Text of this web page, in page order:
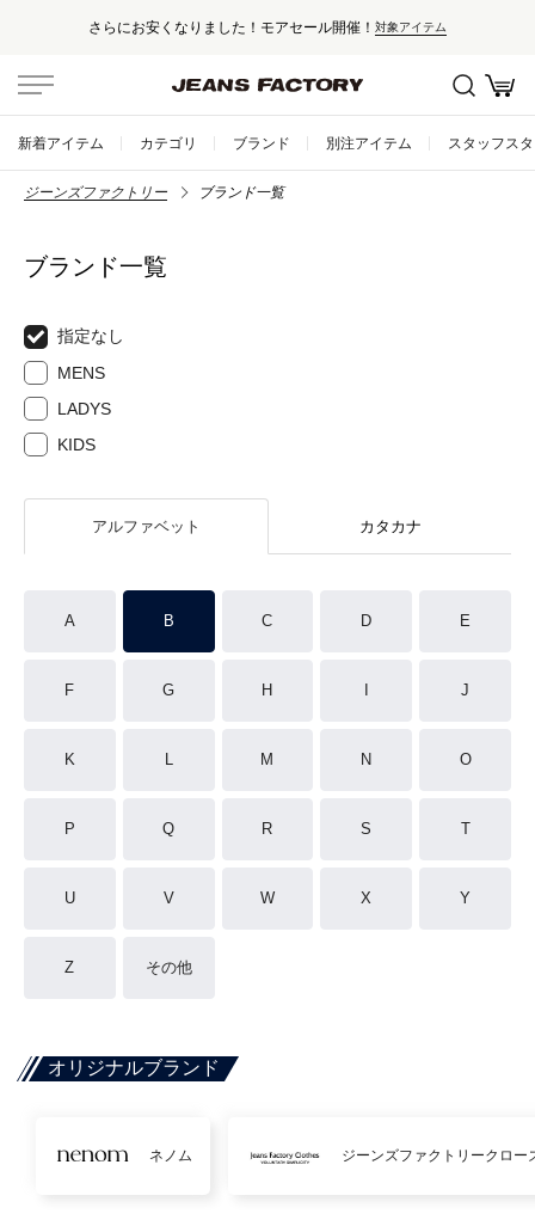
さらにお安くなりました！モアセール開催！ 対象アイテム
新着アイテム カテゴリ ブランド 別注アイテム スタッフス
ジーンズファクトリー ブランド一覧
ブランド一覧
指定なし
MENS
LADYS
KIDS
アルファベット カタカナ
A B C D E
F G H J
K L M N O
P Q R S T
U V W X Y
Z その他
オリジナルブランド
ネノム ジーンズファクトリークロー